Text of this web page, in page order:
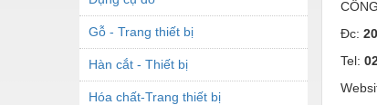
Gỗ - Trang thiết bị
Hàn cắt - Thiết bị
Hóa chất-Trang thiết bị
Đc:
Tel: